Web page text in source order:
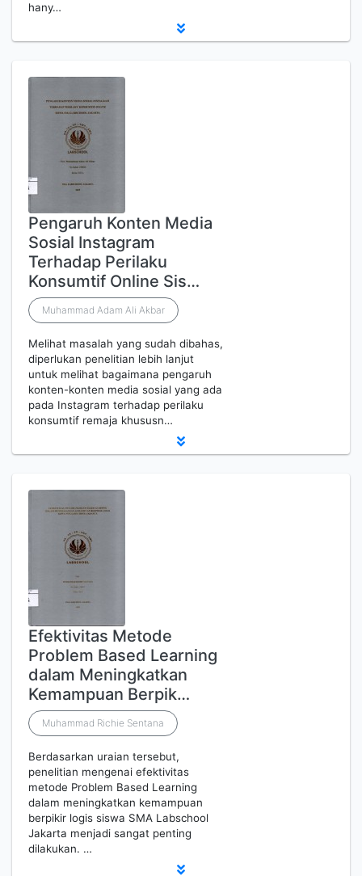
hany…
Pengaruh Konten Media
Sosial Instagram
Terhadap Perilaku
Konsumtif Online Sis…
Muhammad Adam Ali Akbar
Melihat masalah yang sudah dibahas,
diperlukan penelitian lebih lanjut
untuk melihat bagaimana pengaruh
konten-konten media sosial yang ada
pada Instagram terhadap perilaku
konsumtif remaja khususn…
Efektivitas Metode
Problem Based Learning
dalam Meningkatkan
Kemampuan Berpik…
Muhammad Richie Sentana
Berdasarkan uraian tersebut,
penelitian mengenai efektivitas
metode Problem Based Learning
dalam meningkatkan kemampuan
berpikir logis siswa SMA Labschool
Jakarta menjadi sangat penting
dilakukan. …